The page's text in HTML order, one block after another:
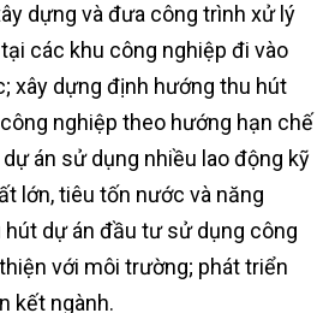
dựng và đưa công trình xử lý
các khu công nghiệp đi vào
xây dựng định hướng thu hút
nghiệp theo hướng hạn chế
án sử dụng nhiều lao động kỹ
lớn, tiêu tốn nước và năng
hút dự án đầu tư sử dụng công
với môi trường; phát triển
kết ngành.